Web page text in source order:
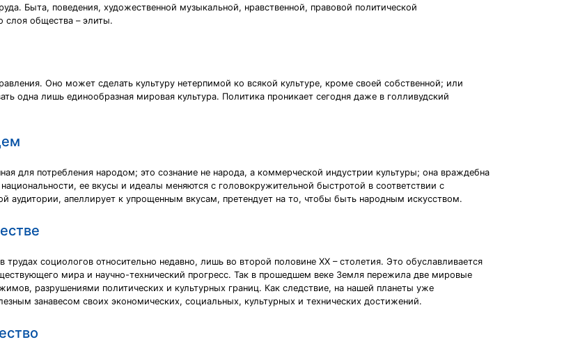
Быта, поведения, художественной музыкальной, нравственной, правовой политической
слоя общества – элиты.
Оно может сделать культуру нетерпимой ко всякой культуре, кроме своей собственной; или
одна лишь единообразная мировая культура. Политика проникает сегодня даже в голливудский
для потребления народом; это сознание не народа, а коммерческой индустрии культуры; она враждебна
ее вкусы и идеалы меняются с головокружительной быстротой в соответствии с
аудитории, апеллирует к упрощенным вкусам, претендует на то, чтобы быть народным искусством.
социологов относительно недавно, лишь во второй половине ХХ – столетия. Это обуславливается
мира и научно-технический прогресс. Так в прошедшем веке Земля пережила две мировые
разрушениями политических и культурных границ. Как следствие, на нашей планеты уже
занавесом своих экономических, социальных, культурных и технических достижений.